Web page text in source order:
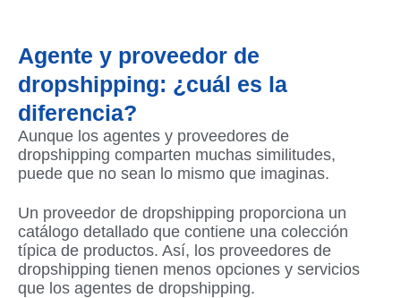
Agente y proveedor de
dropshipping: ¿cuál es la
diferencia?
Aunque los agentes y proveedores de
dropshipping comparten muchas similitudes,
puede que no sean lo mismo que imaginas.
Un proveedor de dropshipping proporciona un
catálogo detallado que contiene una colección
típica de productos. Así, los proveedores de
dropshipping tienen menos opciones y servicios
que los agentes de dropshipping.